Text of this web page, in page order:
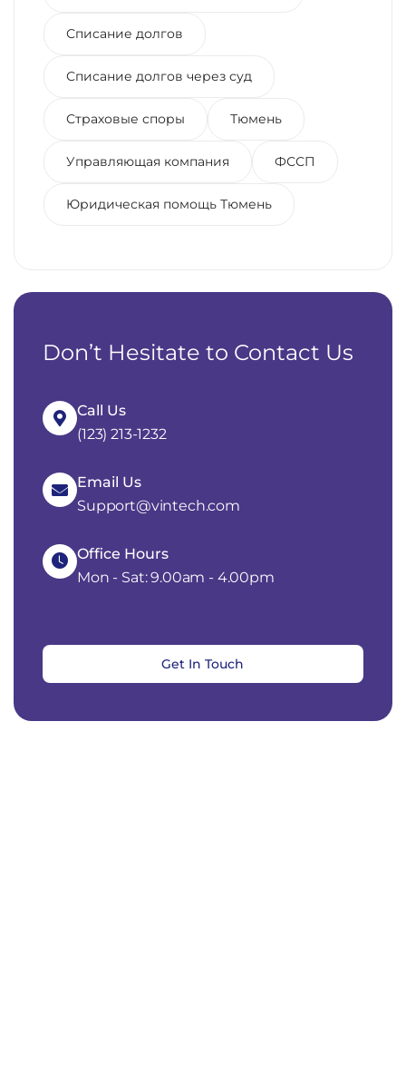
Списание долгов
Списание долгов через суд
Страховые споры Тюмень
Управляющая компания ФССП
Юридическая помощь Тюмень
Don’t Hesitate to Contact Us
Call Us
(123) 213-1232
Email Us
Support@vintech.com
Office Hours
Mon - Sat: 9.00am - 4.00pm